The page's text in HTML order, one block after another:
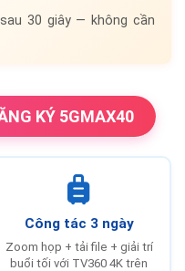
30 giây — không cần
KÝ 5GMAX40
Công tác 3 ngày
Zoom họp + tải file + giải trí
buổi tối với TV360 4K trên